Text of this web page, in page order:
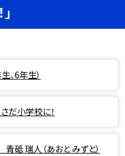
、6年生）
だ小学校に！
砥 瑞人（あおと みずと）